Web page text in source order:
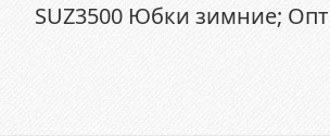
SUZ3500 Юбки зимние; Опт